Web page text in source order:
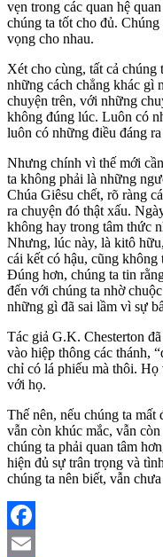
vẹn trong các quan hệ
chúng ta tốt cho đủ.
vọng cho nhau.
Xét cho cùng, tất cả
những cách chẳng khác gì
chuyện trên, với những
không đúng lúc. Luôn có
luôn có những điều đáng
Nhưng chính vì thế mới
ta không phải là những
Chúa Giêsu chết, rõ ràng
ra chuyện đó thật xấu.
không hay trong tâm thức
Nhưng, lúc này, là kitô
cái kết có hậu, cũng
Đúng hơn, chúng ta tin
đến với chúng ta nhờ
những gì đã sai lầm vì sự
Tác giả G.K. Chesterton
vào hiệp thông các thánh,
chỉ có lá phiếu mà thôi.
với họ.
Thế nên, nếu chúng ta
vẫn còn khúc mắc, vẫn
chúng ta phải quan tâm
hiện đủ sự trân trọng và
chúng ta nên biết, vẫn
Facebook